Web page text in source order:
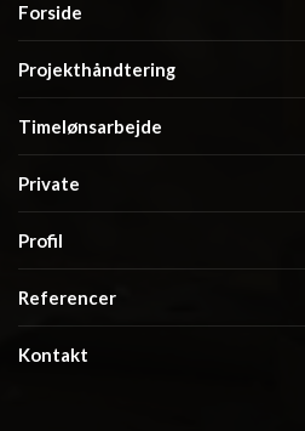
Forside
Projekthåndtering
Timelønsarbejde
Private
Profil
Referencer
Kontakt